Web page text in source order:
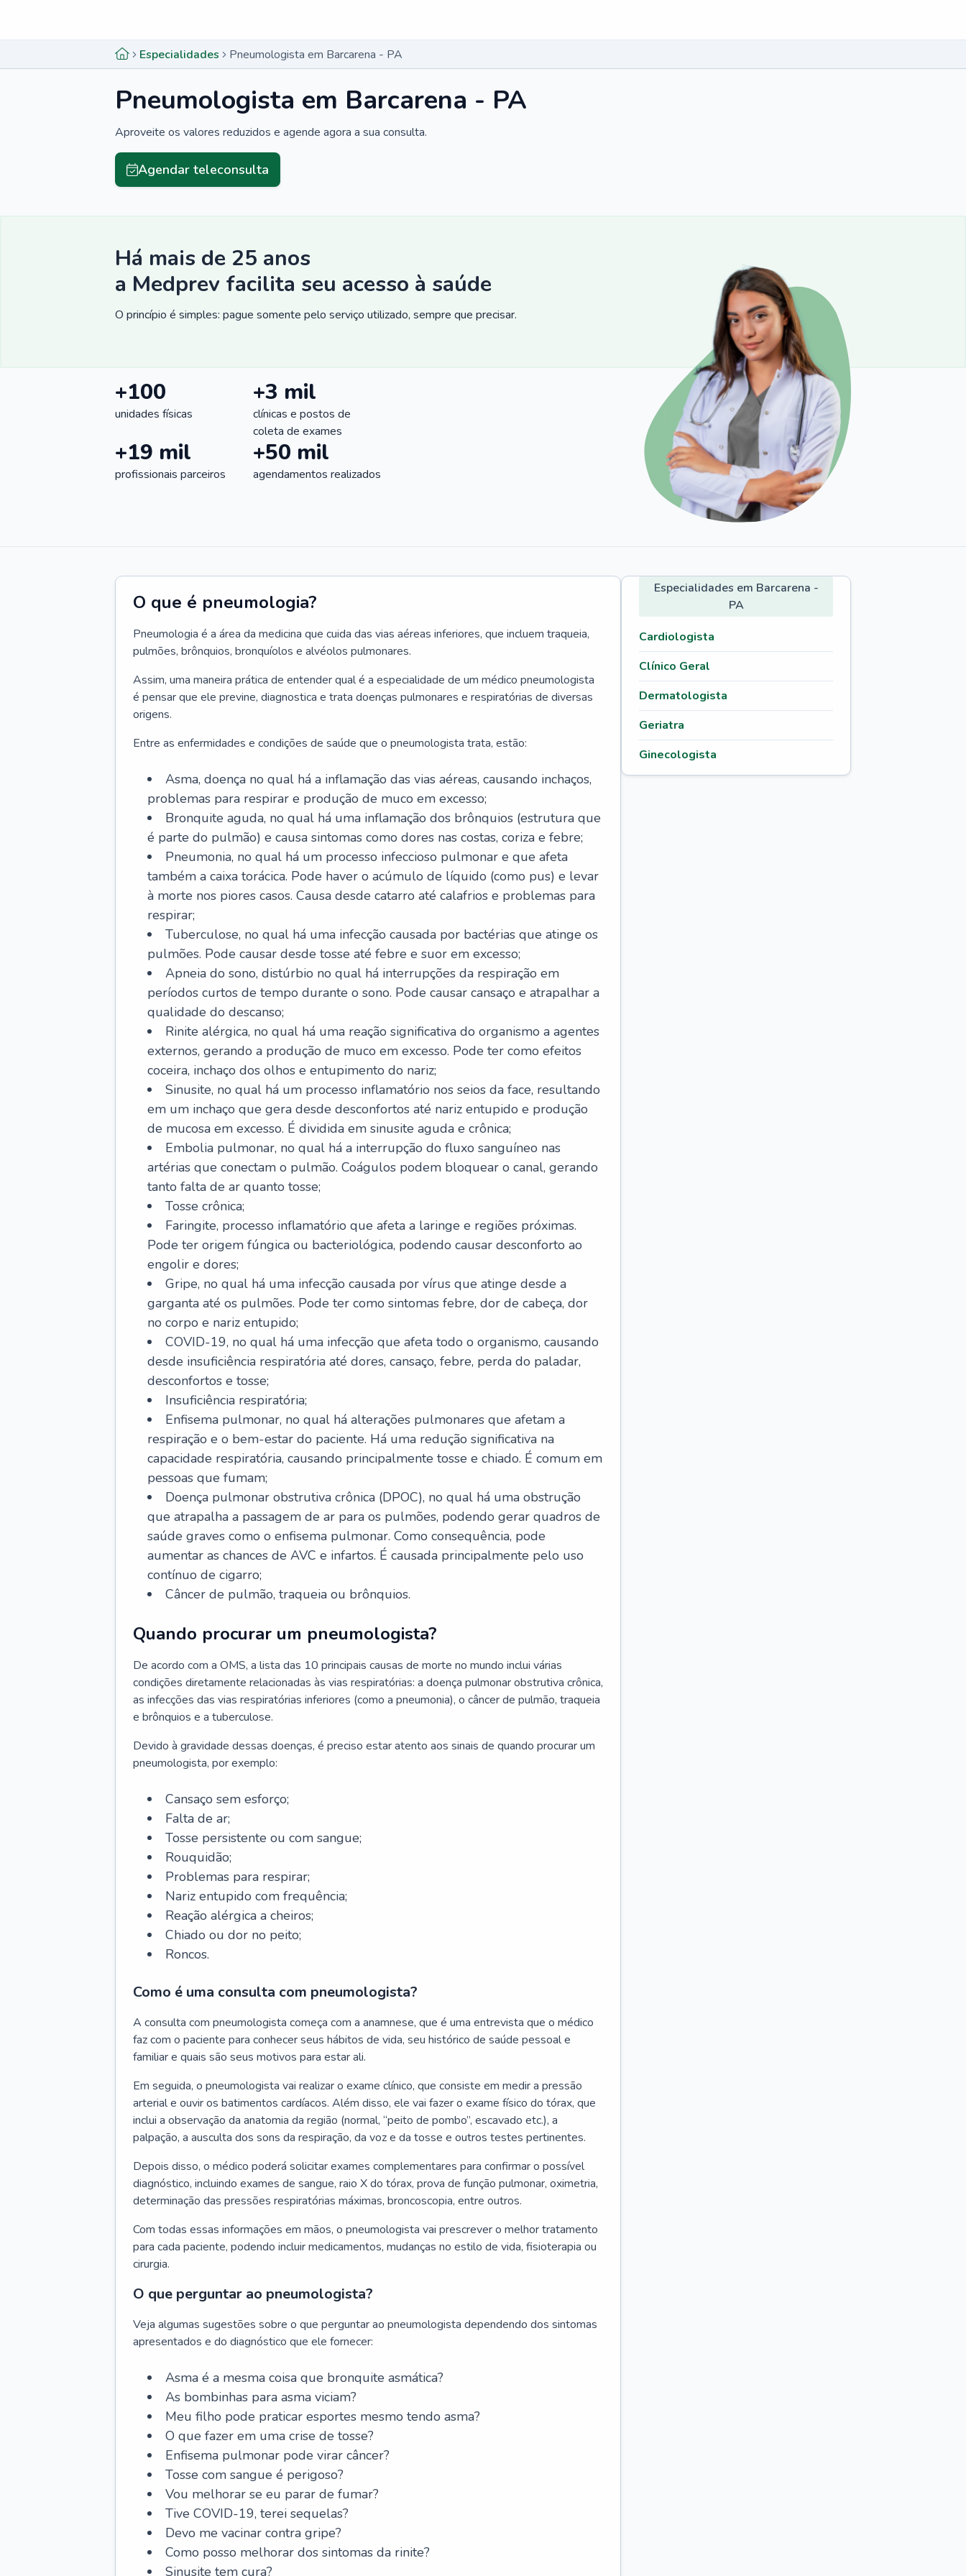
Especialidades Pneumologista em Barcarena - PA
Pneumologista em Barcarena - PA
Aproveite os valores reduzidos e agende agora a sua consulta.
Agendar teleconsulta
Há mais de 25 anos
a Medprev facilita seu acesso à saúde
O princípio é simples: pague somente pelo serviço utilizado, sempre que precisar.
+100
unidades físicas
+3 mil
clínicas e postos de
coleta de exames
+19 mil
profissionais parceiros
+50 mil
agendamentos realizados
O que é pneumologia?
Pneumologia é a área da medicina que cuida das vias aéreas inferiores, que incluem traqueia,
pulmões, brônquios, bronquíolos e alvéolos pulmonares.
Assim, uma maneira prática de entender qual é a especialidade de um médico pneumologista
é pensar que ele previne, diagnostica e trata doenças pulmonares e respiratórias de diversas
origens.
Entre as enfermidades e condições de saúde que o pneumologista trata, estão:
Asma, doença no qual há a inflamação das vias aéreas, causando inchaços,
problemas para respirar e produção de muco em excesso;
Bronquite aguda, no qual há uma inflamação dos brônquios (estrutura que
é parte do pulmão) e causa sintomas como dores nas costas, coriza e febre;
Pneumonia, no qual há um processo infeccioso pulmonar e que afeta
também a caixa torácica. Pode haver o acúmulo de líquido (como pus) e levar
à morte nos piores casos. Causa desde catarro até calafrios e problemas para
respirar;
Tuberculose, no qual há uma infecção causada por bactérias que atinge os
pulmões. Pode causar desde tosse até febre e suor em excesso;
Apneia do sono, distúrbio no qual há interrupções da respiração em
períodos curtos de tempo durante o sono. Pode causar cansaço e atrapalhar a
qualidade do descanso;
Rinite alérgica, no qual há uma reação significativa do organismo a agentes
externos, gerando a produção de muco em excesso. Pode ter como efeitos
coceira, inchaço dos olhos e entupimento do nariz;
Sinusite, no qual há um processo inflamatório nos seios da face, resultando
em um inchaço que gera desde desconfortos até nariz entupido e produção
de mucosa em excesso. É dividida em sinusite aguda e crônica;
Embolia pulmonar, no qual há a interrupção do fluxo sanguíneo nas
artérias que conectam o pulmão. Coágulos podem bloquear o canal, gerando
tanto falta de ar quanto tosse;
Tosse crônica;
Faringite, processo inflamatório que afeta a laringe e regiões próximas.
Pode ter origem fúngica ou bacteriológica, podendo causar desconforto ao
engolir e dores;
Gripe, no qual há uma infecção causada por vírus que atinge desde a
garganta até os pulmões. Pode ter como sintomas febre, dor de cabeça, dor
no corpo e nariz entupido;
COVID-19, no qual há uma infecção que afeta todo o organismo, causando
desde insuficiência respiratória até dores, cansaço, febre, perda do paladar,
desconfortos e tosse;
Insuficiência respiratória;
Enfisema pulmonar, no qual há alterações pulmonares que afetam a
respiração e o bem-estar do paciente. Há uma redução significativa na
capacidade respiratória, causando principalmente tosse e chiado. É comum em
pessoas que fumam;
Doença pulmonar obstrutiva crônica (DPOC), no qual há uma obstrução
que atrapalha a passagem de ar para os pulmões, podendo gerar quadros de
saúde graves como o enfisema pulmonar. Como consequência, pode
aumentar as chances de AVC e infartos. É causada principalmente pelo uso
contínuo de cigarro;
Câncer de pulmão, traqueia ou brônquios.
Quando procurar um pneumologista?
De acordo com a OMS, a lista das 10 principais causas de morte no mundo inclui várias
condições diretamente relacionadas às vias respiratórias: a doença pulmonar obstrutiva crônica,
as infecções das vias respiratórias inferiores (como a pneumonia), o câncer de pulmão, traqueia
e brônquios e a tuberculose.
Devido à gravidade dessas doenças, é preciso estar atento aos sinais de quando procurar um
pneumologista, por exemplo:
Cansaço sem esforço;
Falta de ar;
Tosse persistente ou com sangue;
Rouquidão;
Problemas para respirar;
Nariz entupido com frequência;
Reação alérgica a cheiros;
Chiado ou dor no peito;
Roncos.
Como é uma consulta com pneumologista?
A consulta com pneumologista começa com a anamnese, que é uma entrevista que o médico
faz com o paciente para conhecer seus hábitos de vida, seu histórico de saúde pessoal e
familiar e quais são seus motivos para estar ali.
Em seguida, o pneumologista vai realizar o exame clínico, que consiste em medir a pressão
arterial e ouvir os batimentos cardíacos. Além disso, ele vai fazer o exame físico do tórax, que
inclui a observação da anatomia da região (normal, “peito de pombo”, escavado etc.), a
palpação, a ausculta dos sons da respiração, da voz e da tosse e outros testes pertinentes.
Depois disso, o médico poderá solicitar exames complementares para confirmar o possível
diagnóstico, incluindo exames de sangue, raio X do tórax, prova de função pulmonar, oximetria,
determinação das pressões respiratórias máximas, broncoscopia, entre outros.
Com todas essas informações em mãos, o pneumologista vai prescrever o melhor tratamento
para cada paciente, podendo incluir medicamentos, mudanças no estilo de vida, fisioterapia ou
cirurgia.
O que perguntar ao pneumologista?
Veja algumas sugestões sobre o que perguntar ao pneumologista dependendo dos sintomas
apresentados e do diagnóstico que ele fornecer:
Asma é a mesma coisa que bronquite asmática?
As bombinhas para asma viciam?
Meu filho pode praticar esportes mesmo tendo asma?
O que fazer em uma crise de tosse?
Enfisema pulmonar pode virar câncer?
Tosse com sangue é perigoso?
Vou melhorar se eu parar de fumar?
Tive COVID-19, terei sequelas?
Devo me vacinar contra gripe?
Como posso melhorar dos sintomas da rinite?
Sinusite tem cura?
Especialidades em Barcarena -
PA
Cardiologista
Clínico Geral
Dermatologista
Geriatra
Ginecologista